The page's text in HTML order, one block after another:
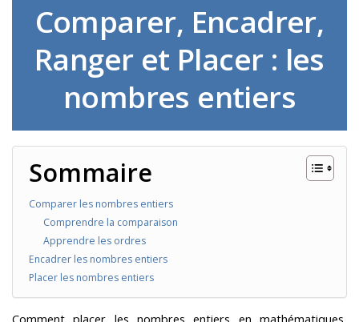
NOS SERVICES AUTRES RESSOURCES
Comparer, Encadrer,
Ranger et Placer : les
nombres entiers
Sommaire
Comparer les nombres entiers
Comprendre la comparaison
Apprendre les ordres
Encadrer les nombres entiers
Placer les nombres entiers
Comment placer les nombres entiers en mathématiques,